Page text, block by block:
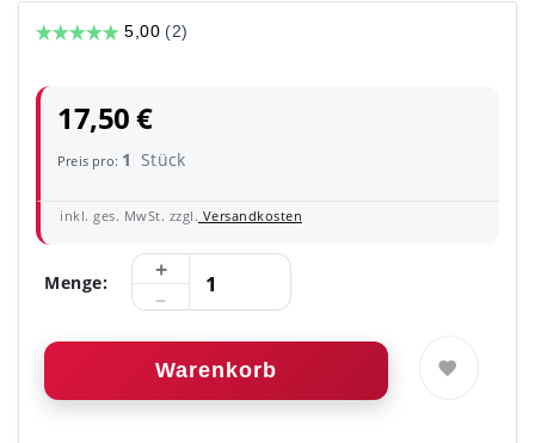
17,50 €
Preis pro: 1 Stück
inkl. ges. MwSt. zzgl. Versandkosten
Menge:
Warenkorb